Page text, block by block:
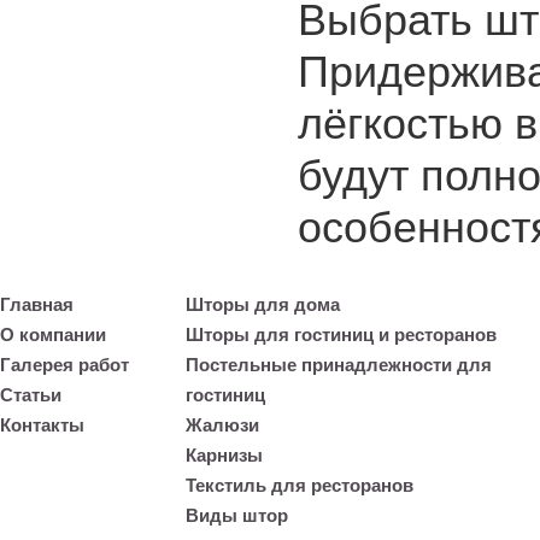
Выбрать
лёгкостью
будут
Главная
О компании
Галерея работ
Статьи
Контакты
Шторы для дома
Шторы для гостиниц и ресторанов
Постельные принадлежности для
гостиниц
Жалюзи
Карнизы
Текстиль для ресторанов
Виды штор